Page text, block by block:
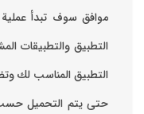
موافق ‏سوف تبدأ
التطبيق والتطبيقات
التطبيق المناسب لك
حتى يتم التحميل حسب